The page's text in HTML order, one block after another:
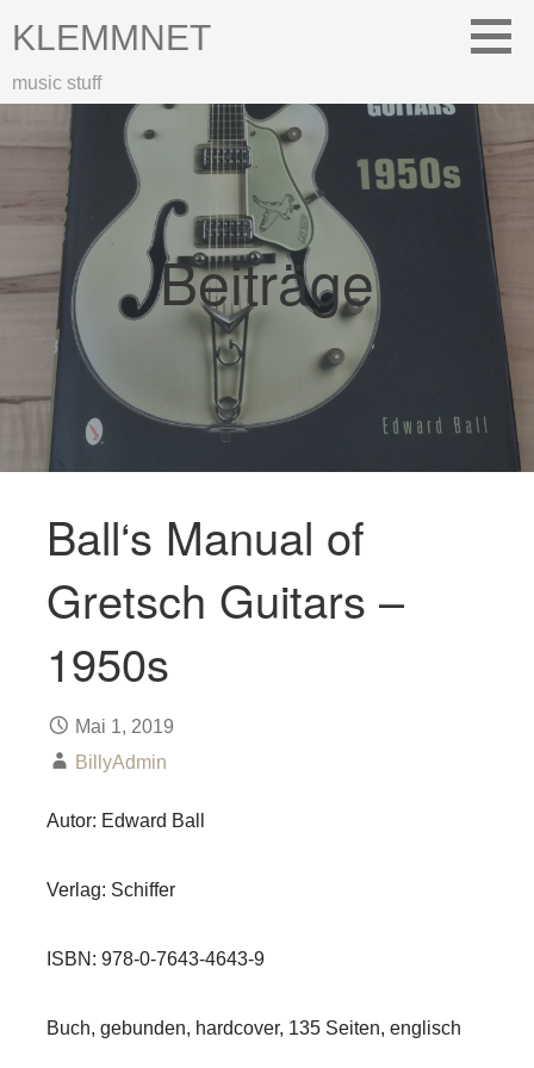
Inhalt
KLEMMNET
music stuff
Beiträge
Ball‘s Manual of
Gretsch Guitars –
1950s
Mai 1, 2019
BillyAdmin
Autor: Edward Ball
Verlag: Schiffer
ISBN: 978-0-7643-4643-9
Buch, gebunden, hardcover, 135 Seiten, englisch